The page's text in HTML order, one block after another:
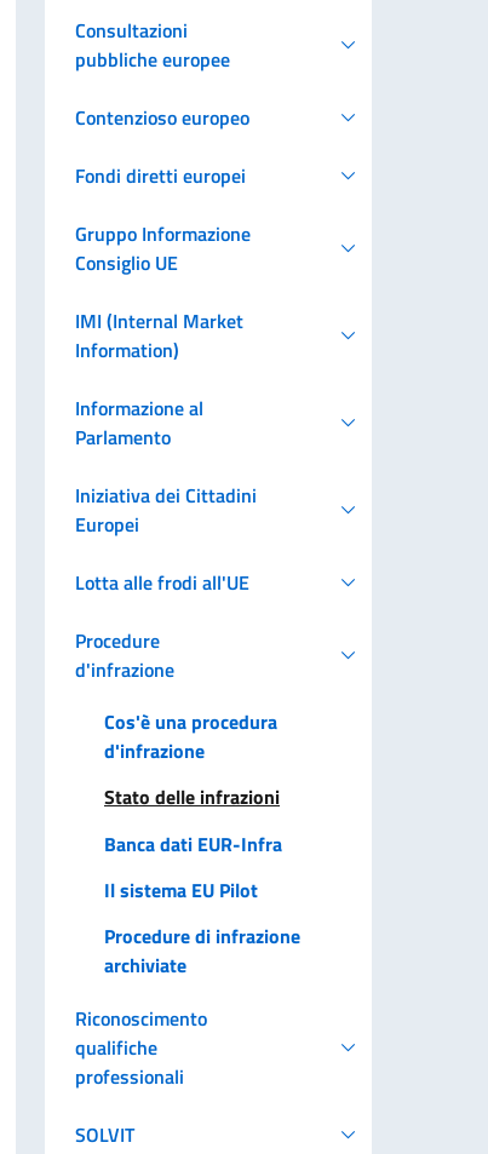
Consultazioni
pubbliche europee
Contenzioso europeo
Fondi diretti europei
Gruppo Informazione
Consiglio UE
IMI (Internal Market
Information)
Informazione al
Parlamento
Iniziativa dei Cittadini
Europei
Lotta alle frodi all'UE
Procedure
d'infrazione
Cos'è una procedura
d'infrazione
Stato delle infrazioni
Banca dati EUR-Infra
Il sistema EU Pilot
Procedure di infrazione
archiviate
Riconoscimento
qualifiche
professionali
SOLVIT